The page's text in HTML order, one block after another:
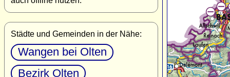
Städte und Gemeinden in der Nähe:
Wangen bei Olten
Bezirk Olten